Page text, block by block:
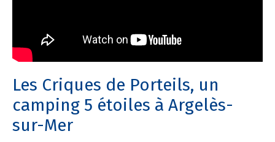
Les Criques de Porteils, un
camping 5 étoiles à Argelès-
sur-Mer